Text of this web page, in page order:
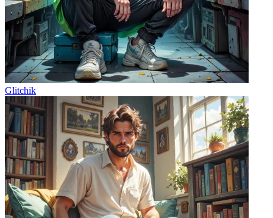
Glitchik